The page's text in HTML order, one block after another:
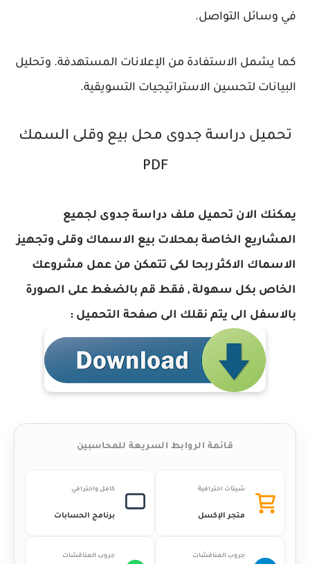
في وسائل التواصل.
كما يشمل الاستفادة من الإعلانات المستهدفة. وتحليل
البيانات لتحسين الاستراتيجيات التسويقية.
تحميل دراسة جدوى محل بيع وقلى السمك
PDF
يمكنك الان تحميل ملف دراسة جدوى لجميع
المشاريع الخاصة بمحلات بيع الاسماك وقلى وتجهيز
الاسماك الاكثر ربحا لكى تتمكن من عمل مشروعك
الخاص بكل سهولة , فقط قم بالضغط على الصورة
بالاسفل الى يتم نقلك الى صفحة التحميل :
قائمة الروابط السريعة للمحاسبين
شيتات احترافية
متجر الإكسل
كامل واحترافي
برنامج الحسابات
جروب المناقشات جروب المناقشات